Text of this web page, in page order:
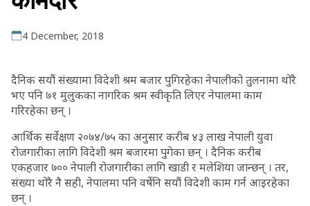
4 December, 2018
दैनिक सयौं संख्यामा विदेशी श्रम बजार पुगिरहेका नेपालीको तुलनामा थोरै
भए पनि ७१ मुलुकका नागरिक श्रम स्वीकृति लिएर नेपालमा काम
गरिरहेका छन् ।
आर्थिक सर्वेक्षण २०७४/७५ का अनुसार करीब ४३ लाख नेपाली युवा
रोजगारीका लागि विदेशी श्रम बजारमा पुगेका छन् । दैनिक करीब
एकहजार ७०० नेपाली रोजगारीका लागि खाडी र मलेशिया जान्छन् । तर,
संख्या थोरै नै सही, नेपालमा पनि वर्षेनि सयौं विदेशी काम गर्न आइरहेका
छन् ।